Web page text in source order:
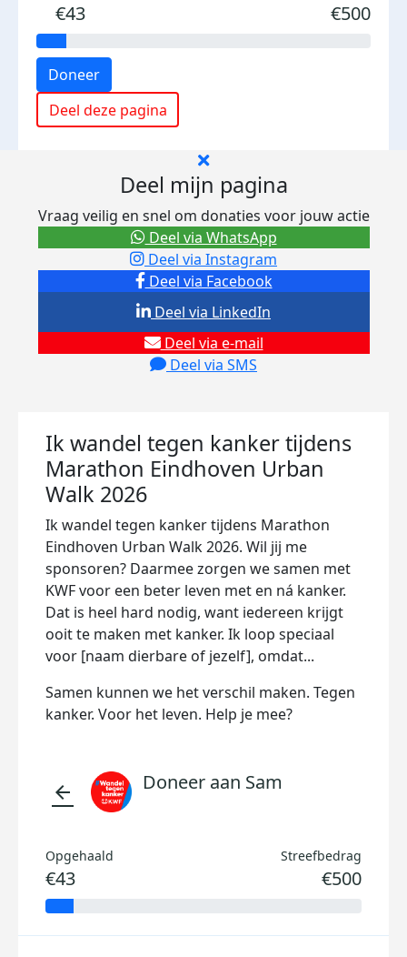
€43 €500
Doneer
Deel deze pagina
Deel mijn pagina
Vraag veilig en snel om donaties voor jouw actie
Deel via Facebook
Deel via Instagram
Deel via e-mail
Deel via SMS
Deel via LinkedIn
Deel via WhatsApp
Ik wandel tegen kanker tijdens
Marathon Eindhoven Urban
Walk 2026
Ik wandel tegen kanker tijdens Marathon
Eindhoven Urban Walk 2026. Wil jij me
sponsoren? Daarmee zorgen we samen met
KWF voor een beter leven met en ná kanker.
Dat is heel hard nodig, want iedereen krijgt
ooit te maken met kanker. Ik loop speciaal
voor [naam dierbare of jezelf], omdat...
Samen kunnen we het verschil maken. Tegen
kanker. Voor het leven. Help je mee?
arrow_back Doneer aan Sam
Opgehaald
€43
Streefbedrag
€500